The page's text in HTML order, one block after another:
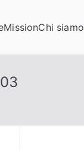
MissionChi siamo